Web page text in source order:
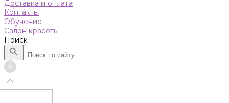
Доставка и оплата
Контакты
Обучение
Салон красоты
Поиск